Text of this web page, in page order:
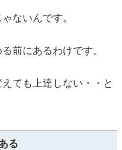
ないんです。
前にあるわけです。
ても上達しない・・と
る